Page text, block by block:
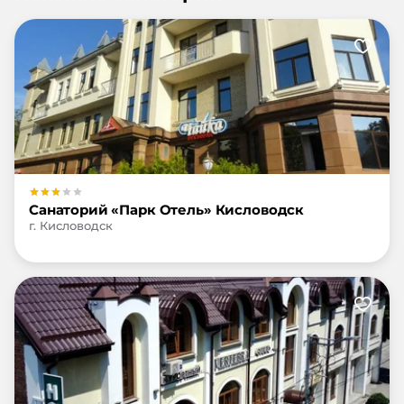
вокзала маршрутка 101е еще полчаса. Ни к
чему не привязан, никто над тобой не стоит!.
Там еще хычинами подкрепился. После
завтрака выехал, к обеду вернулся. Учтите,
что билеты на простую электричку и
Ласточку разные!
Санаторий «Парк Отель» Кисловодск
г. Кисловодск